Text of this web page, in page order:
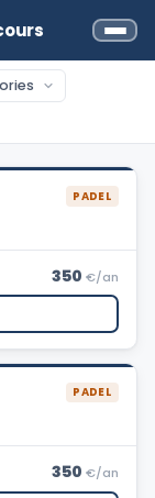
PADEL
350 €/an
PADEL
350 €/an